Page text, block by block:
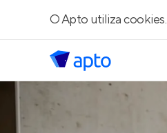
O Apto utiliza cookies.